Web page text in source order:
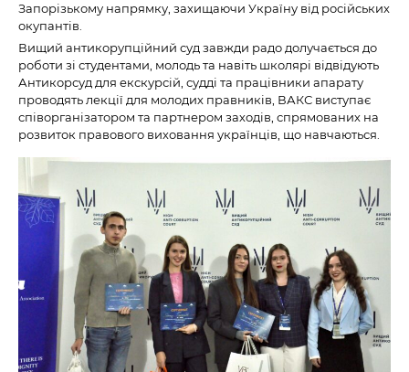
Запорізькому напрямку, захищаючи Україну від російських
окупантів.
Вищий антикорупційний суд завжди радо долучається до
роботи зі студентами, молодь та навіть школярі відвідують
Антикорсуд для екскурсій, судді та працівники апарату
проводять лекції для молодих правників, ВАКС виступає
співорганізатором та партнером заходів, спрямованих на
розвиток правового виховання українців, що навчаються.